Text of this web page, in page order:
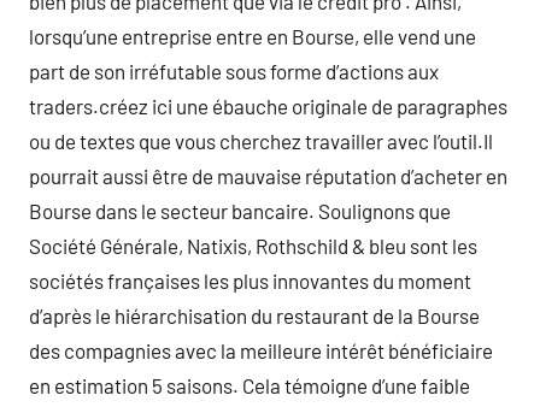
lorsqu’une entreprise entre en Bourse, elle vend une
part de son irréfutable sous forme d’actions aux
traders.créez ici une ébauche originale de paragraphes
ou de textes que vous cherchez travailler avec l’outil.Il
pourrait aussi être de mauvaise réputation d’acheter en
Bourse dans le secteur bancaire. Soulignons que
Société Générale, Natixis, Rothschild & bleu sont les
sociétés françaises les plus innovantes du moment
d’après le hiérarchisation du restaurant de la Bourse
des compagnies avec la meilleure intérêt bénéficiaire
en estimation 5 saisons. Cela témoigne d’une faible